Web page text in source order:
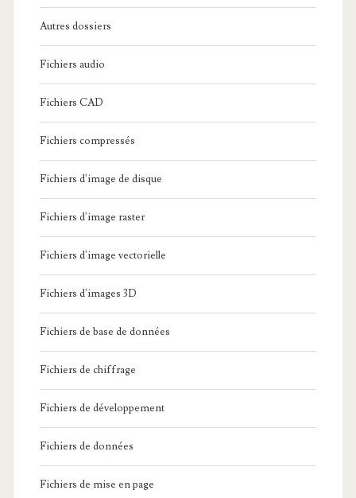
Autres dossiers
Fichiers audio
Fichiers CAD
Fichiers compressés
Fichiers d'image de disque
Fichiers d'image raster
Fichiers d'image vectorielle
Fichiers d'images 3D
Fichiers de base de données
Fichiers de chiffrage
Fichiers de développement
Fichiers de données
Fichiers de mise en page